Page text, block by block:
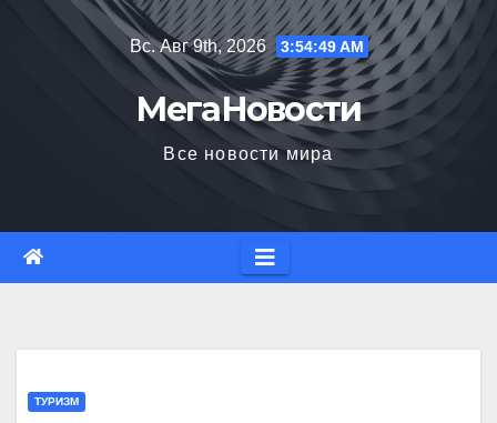
Вс. Авг 9th, 2026 3:54:50 AM
МегаНовости
Все новости мира
ТУРИЗМ